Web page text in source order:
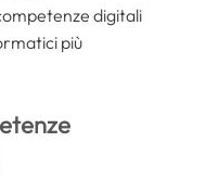
digitali
più